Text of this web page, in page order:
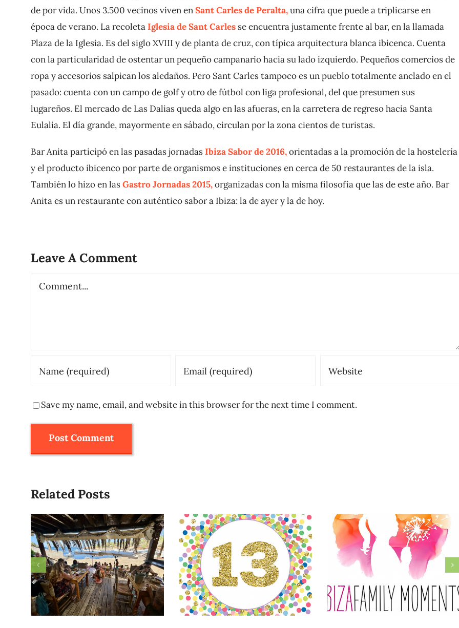
de por vida. Unos 3.500 vecinos viven enSant Carles de Peralta,una cifra que puede a triplicarse en
época de verano. La recoletaIglesia de Sant Carles se encuentra justamente frente al bar, en la llamada
Plaza de la Iglesia. Es del siglo XVIII y de planta de cruz, con típica arquitectura blanca ibicenca. Cuenta
con la particularidad de ostentar un pequeño campanario hacia su lado izquierdo. Pequeños comercios de
ropa y accesorios salpican los aledaños. Pero Sant Carles tampoco es un pueblo totalmente anclado en el
pasado: cuenta con un campo de golf y otro de fútbol con liga profesional, del que presumen sus
lugareños. El mercado de Las Dalias queda algo en las afueras, en la carretera de regreso hacia Santa
Eulalia. El día grande, mayormente en sábado, circulan por la zona cientos de turistas.
Bar Anita participó en las pasadas jornadasIbiza Sabor de 2016,orientadas a la promoción de la hostelería
y el producto ibicenco por parte de organismos e instituciones en cerca de 50 restaurantes de la isla.
También lo hizo en lasGastro Jornadas 2015,organizadas con la misma filosofía que las de este año. Bar
Anita es un restaurante con auténtico sabor a Ibiza: la de ayer y la de hoy.
Leave A Comment
Comment
Save my name, email, and website in this browser for the next time I comment.
Related Posts